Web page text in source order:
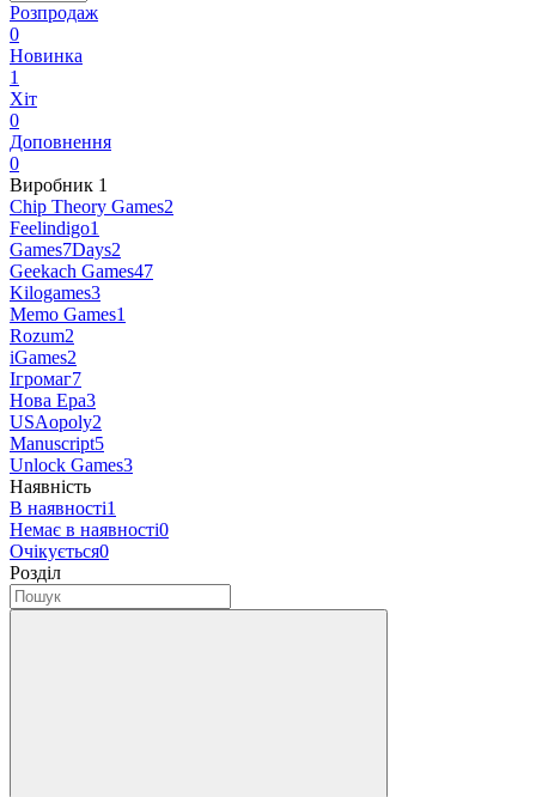
Розпродаж
0
Новинка
1
Хіт
0
Доповнення
0
Виробник 1
Chip Theory Games2
Feelindigo1
Games7Days2
Geekach Games47
Kilogames3
Memo Games1
Rozum2
iGames2
Ігромаг7
Нова Ера3
USAopoly2
Manuscript5
Unlock Games3
Наявність
В наявності1
Немає в наявності0
Очікується0
Розділ